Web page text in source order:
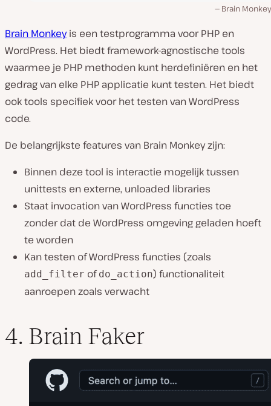
Brain
Brain Monkeyis een testprogramma voor PHP en
WordPress. Het biedt framework-agnostische tools
waarmee je PHP methoden kunt herdefiniëren en het
gedrag van elke PHP applicatie kunt testen. Het biedt
ook tools specifiek voor het testen van WordPress
code.
De belangrijkste features van Brain Monkey zijn:
Binnen deze tool is interactie mogelijk tussen
unittests en externe, unloaded libraries
Staat invocation van WordPress functies toe
zonder dat de WordPress omgeving geladen hoeft
te worden
Kan testen of WordPress functies (zoals
add_filter ofdo_action) functionaliteit
aanroepen zoals verwacht
4. Brain Faker